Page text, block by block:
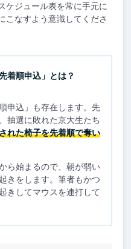
ケジュール表を常に手元に
こなすよう意識してくださ
着順申込」とは？
申込」も存在します。先
抽選に敗れた京大生たち
れた椅子を先着順で奪い
ら始まるので、朝が弱い
きをします。筆者もかつ
きしてマウスを連打して